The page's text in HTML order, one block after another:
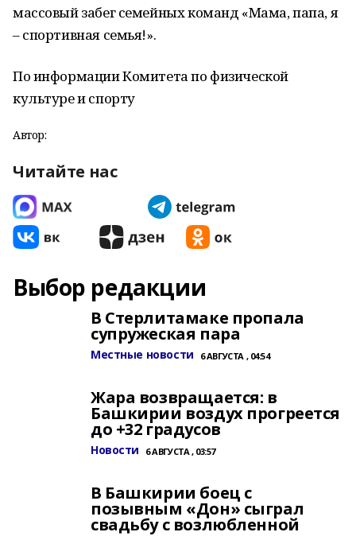
массовый забег семейных команд «Мама, папа, я
– спортивная семья!».
По информации Комитета по физической
культуре и спорту
Автор:
Читайте нас
Выбор редакции
В Стерлитамаке пропала
супружеская пара
Местные новости 6 АВГУСТА , 04:54
Жара возвращается: в
Башкирии воздух прогреется
до +32 градусов
Новости 6 АВГУСТА , 03:57
В Башкирии боец с
позывным «Дон» сыграл
свадьбу с возлюбленной